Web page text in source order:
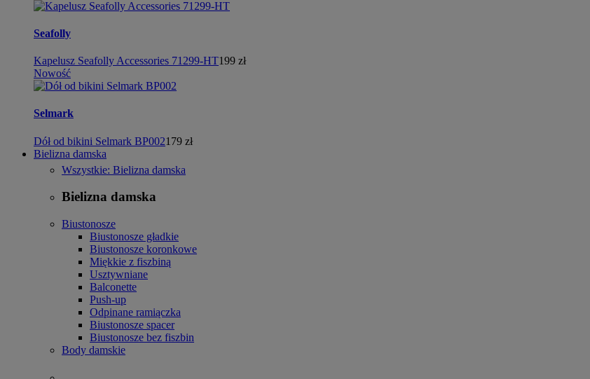
Seafolly
Kapelusz Seafolly Accessories 71299-HT199 zł
Nowość
Selmark
Dół od bikini Selmark BP002179 zł
Bielizna damska
Wszystkie: Bielizna damska
Bielizna damska
Biustonosze
Biustonosze gładkie
Biustonosze koronkowe
Miękkie z fiszbiną
Usztywniane
Balconette
Push-up
Odpinane ramiączka
Biustonosze spacer
Biustonosze bez fiszbin
Body damskie